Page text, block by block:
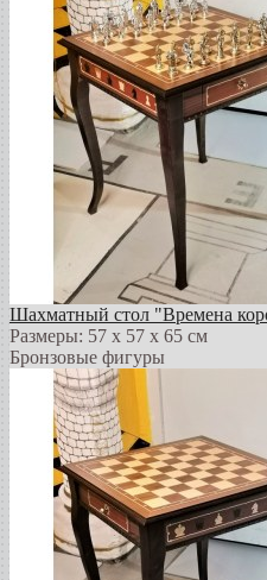
Шахматный стол "Времена
Размеры: 57 х 57 х 65 см
Бронзовые фигуры